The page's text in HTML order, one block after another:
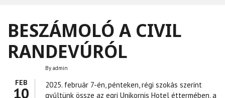
BESZÁMOLÓ A CIVIL
RANDEVÚRÓL
FEB
10
By admin
2025. február 7-én, pénteken, régi szokás szerint
gyűltünk össze az egri Unikornis Hotel éttermében, a